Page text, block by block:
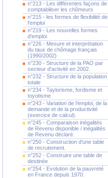
n°213 - Les différentes façons de
comptabiliser les chômeurs
n°215 - les formes de flexibilité de
l'emploi
n°219 - Les nouvelles formes
d'emploi
n°226 - Mesure et interprétation
du taux de chômage français
(1990/2002)
n°230 - Structure de la PAO par
secteur d'activité en 2002.
n°232 - Structure de la population
totale
n°234 - Taylorisme, fordisme et
toyotisme
n°243 - Variation de l'emploi, de la
demande et de la productivité
(exercice de calcul).
n°245 - Comparaison inégalités
de Revenu disponible / inégalités
de Revenu déclaré.
n°250 - Construction d'une table
de recrutement.
n°252 - Construire une table de
destinée
n°254 - Evolution de la pauvreté
en France depuis 1970.